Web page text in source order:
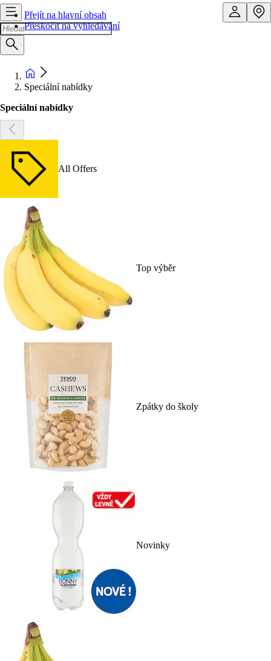
Přejít na hlavní obsah
Přeskočit na vyhledávání
Speciální nabídky
Speciální nabídky
All Offers
Top výběr
Zpátky do školy
Novinky